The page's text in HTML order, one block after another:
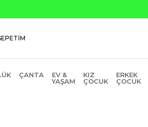
ÇANTA
EV &
YAŞAM
KIZ
ÇOCUK
ERKEK
ÇOCUK